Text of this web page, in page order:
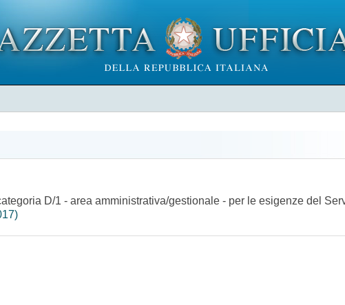
D/1 - area amministrativa/gestionale - per le esigenze del